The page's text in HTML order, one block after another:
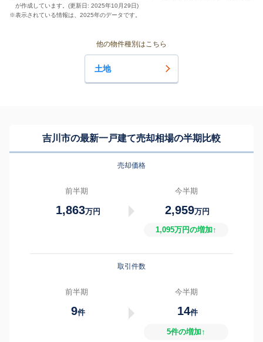
が作成しています。(更新日: 2025年10月29日)
※表示されている情報は、2025年のデータです。
他の物件種別はこちら
土地
吉川市の最新一戸建て売却相場の半期比較
売却価格
前半期
1,863万円
今半期
2,959万円
1,095万円の増加↑
取引件数
前半期
9件
今半期
14件
5件の増加↑